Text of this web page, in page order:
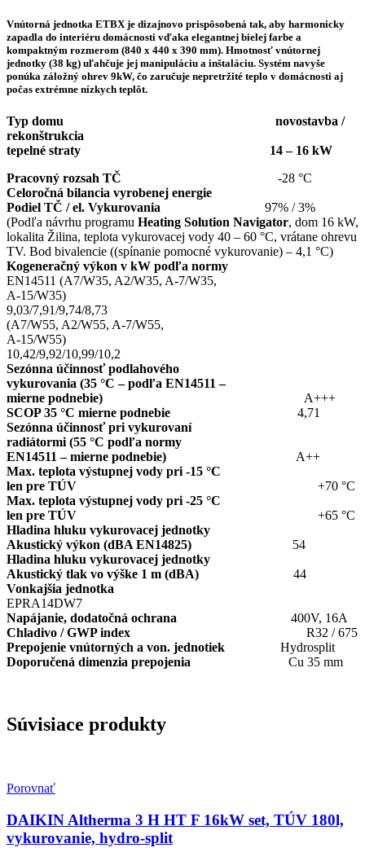
Vnútorná jednotka ETBX je dizajnovo prispôsobená tak, aby harmonicky
zapadla do interiéru domácnosti vďaka elegantnej bielej farbe a
kompaktným rozmerom (840 x 440 x 390 mm). Hmotnosť vnútornej
jednotky (38 kg) uľahčuje jej manipuláciu a inštaláciu. Systém navyše
ponúka záložný ohrev 9kW, čo zaručuje nepretržité teplo v domácnosti aj
počas extrémne nízkych teplôt.
Typ domu novostavba /
rekonštrukcia
tepelné straty 14 – 16 kW
Pracovný rozsah TČ -28 °C
Celoročná bilancia vyrobenej energie
Podiel TČ / el. Vykurovania
97% / 3%
(Podľa návrhu programu Heating Solution Navigator, dom 16 kW,
lokalita Žilina, teplota vykurovacej vody 40 – 60 °C, vrátane ohrevu
TV. Bod bivalencie ((spínanie pomocné vykurovanie) – 4,1 °C)
Kogeneračný výkon v kW podľa normy
EN14511 (A7/W35, A2/W35, A-7/W35,
A-15/W35)
9,03/7,91/9,74/8,73
(A7/W55, A2/W55, A-7/W55,
A-15/W55)
10,42/9,92/10,99/10,2
Sezónna účinnosť podlahového
vykurovania (35 °C – podľa EN14511 –
mierne podnebie)
A+++
SCOP 35 °C mierne podnebie
4,71
Sezónna účinnosť pri vykurovaní
radiátormi (55 °C podľa normy
EN14511 – mierne podnebie)
A++
Max. teplota výstupnej vody pri -15 °C
len pre TÚV +70 °C
Max. teplota výstupnej vody pri -25 °C
len pre TÚV +65 °C
Hladina hluku vykurovacej jednotky
Akustický výkon (dBA EN14825)
54
Hladina hluku vykurovacej jednotky
Akustický tlak vo výške 1 m (dBA) 44
Vonkajšia jednotka
EPRA14DW7
Napájanie, dodatočná ochrana 400V, 16A
Chladivo / GWP index
R32 / 675
Prepojenie vnútorných a von. jednotiek Hydrosplit
Doporučená dimenzia prepojenia
Cu 35 mm
Súvisiace produkty
Porovnať
DAIKIN Altherma 3 H HT F 16kW set, TÚV 180l,
vykurovanie, hydro-split